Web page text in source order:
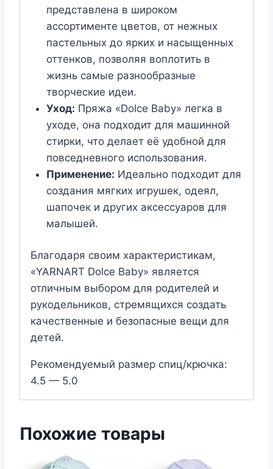
представлена в широком
ассортименте цветов, от нежных
пастельных до ярких и насыщенных
оттенков, позволяя воплотить в
жизнь самые разнообразные
творческие идеи.
Уход: Пряжа «Dolce Baby» легка в
уходе, она подходит для машинной
стирки, что делает её удобной для
повседневного использования.
Применение: Идеально подходит для
создания мягких игрушек, одеял,
шапочек и других аксессуаров для
малышей.
Благодаря своим характеристикам,
«YARNART Dolce Baby» является
отличным выбором для родителей и
рукодельников, стремящихся создать
качественные и безопасные вещи для
детей.
Рекомендуемый размер спиц/крючка:
4.5 — 5.0
Похожие товары